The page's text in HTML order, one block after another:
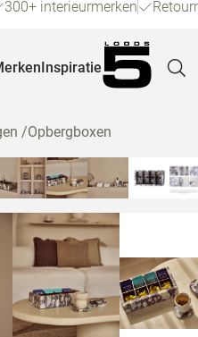
300+ interieurmerken
Inspiratie
/Opbergboxen